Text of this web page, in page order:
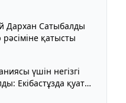
Дархан Сатыбалды
қатысты
үшін негізгі
Екібастұзда қуаты
дамып келеді